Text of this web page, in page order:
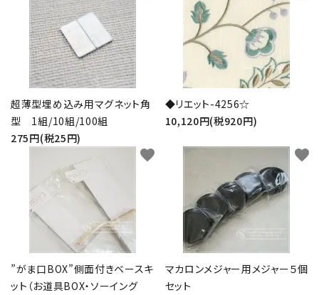
超薄型埋め込み用マグネット角
型 1組/10組/100組
275円(税25円)
◆リエット-4256☆
10,120円(税920円)
”がま口BOX”側面付きベースキ
ット（お道具BOX・ソーイング
favorite
マカロンメジャー用メジャー５個
セット
favorite